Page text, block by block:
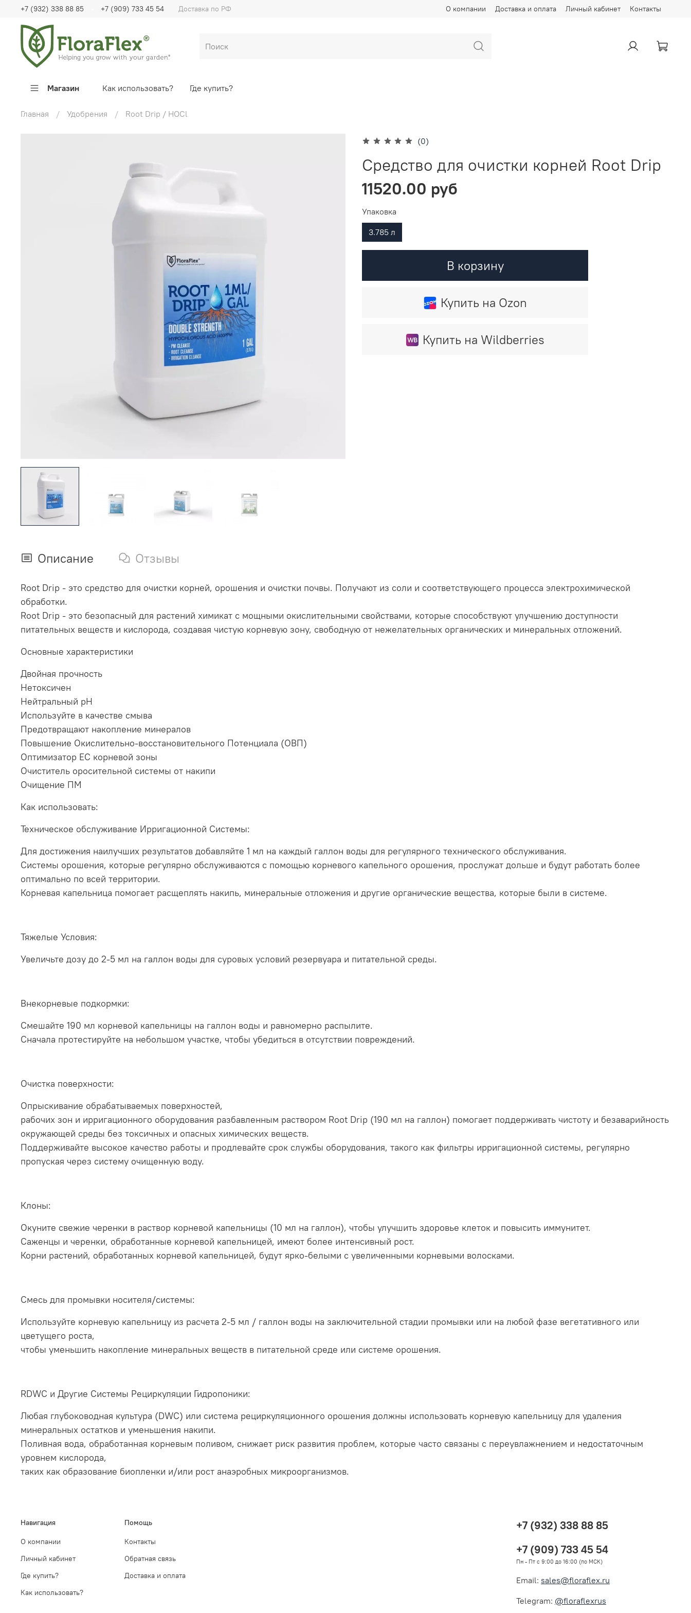
О компании Доставка и оплата Личный кабинет Контакты
+7 (932) 338 88 85 +7 (909) 733 45 54 Доставка по РФ
Магазин Как использовать? Где купить?
Главная Удобрения Root Drip / HOCl
(0)
Cредство для очистки корней Root Drip
11520.00 руб
В корзину
Купить на Ozon
Купить на Wildberries
Упаковка
3.785 л
Описание Отзывы
Root Drip - это средство для очистки корней, орошения и очистки почвы. Получают из соли и соответствующего процесса электрохимической
обработки.
Root Drip - это безопасный для растений химикат с мощными окислительными свойствами, которые способствуют улучшению доступности
питательных веществ и кислорода, создавая чистую корневую зону, свободную от нежелательных органических и минеральных отложений.
Основные характеристики
Двойная прочность
Нетоксичен
Нейтральный рН
Используйте в качестве смыва
Предотвращают накопление минералов
Повышение Окислительно-восстановительного Потенциала (ОВП)
Оптимизатор EC корневой зоны
Очиститель оросительной системы от накипи
Очищение ПМ
Как использовать:
Техническое обслуживание Ирригационной Системы:
Для достижения наилучших результатов добавляйте 1 мл на каждый галлон воды для регулярного технического обслуживания.
Системы орошения, которые регулярно обслуживаются с помощью корневого капельного орошения, прослужат дольше и будут работать более
оптимально по всей территории.
Корневая капельница помогает расщеплять накипь, минеральные отложения и другие органические вещества, которые были в системе.
Тяжелые Условия:
Увеличьте дозу до 2-5 мл на галлон воды для суровых условий резервуара и питательной среды.
Внекорневые подкормки:
Смешайте 190 мл корневой капельницы на галлон воды и равномерно распылите.
Сначала протестируйте на небольшом участке, чтобы убедиться в отсутствии повреждений.
Очистка поверхности:
Опрыскивание обрабатываемых поверхностей,
рабочих зон и ирригационного оборудования разбавленным раствором Root Drip (190 мл на галлон) помогает поддерживать чистоту и безаварийность
окружающей среды без токсичных и опасных химических веществ.
Поддерживайте высокое качество работы и продлевайте срок службы оборудования, такого как фильтры ирригационной системы, регулярно
пропуская через систему очищенную воду.
Клоны:
Окуните свежие черенки в раствор корневой капельницы (10 мл на галлон), чтобы улучшить здоровье клеток и повысить иммунитет.
Саженцы и черенки, обработанные корневой капельницей, имеют более интенсивный рост.
Корни растений, обработанных корневой капельницей, будут ярко-белыми с увеличенными корневыми волосками.
Смесь для промывки носителя/системы:
Используйте корневую капельницу из расчета 2-5 мл / галлон воды на заключительной стадии промывки или на любой фазе вегетативного или
цветущего роста,
чтобы уменьшить накопление минеральных веществ в питательной среде или системе орошения.
RDWC и Другие Системы Рециркуляции Гидропоники:
Любая глубоководная культура (DWC) или система рециркуляционного орошения должны использовать корневую капельницу для удаления
минеральных остатков и уменьшения накипи.
Поливная вода, обработанная корневым поливом, снижает риск развития проблем, которые часто связаны с переувлажнением и недостаточным
уровнем кислорода,
таких как образование биопленки и/или рост анаэробных микроорганизмов.
Навигация
О компании
Личный кабинет
Где купить?
Как использовать?
Помощь
Контакты
Обратная связь
Доставка и оплата
+7 (932) 338 88 85
+7 (909) 733 45 54
Пн - Пт c 9:00 до 16:00 (по МСК)
Email: sales@floraflex.ru
Telegram: @floraflexrus